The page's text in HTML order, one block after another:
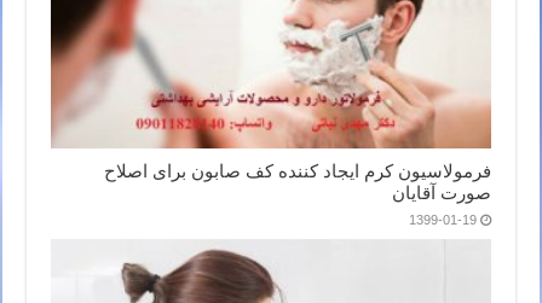
فرمولاسیون کرم ایجاد کننده کف صابون برای اصلاح
صورت آقایان
1399-01-19